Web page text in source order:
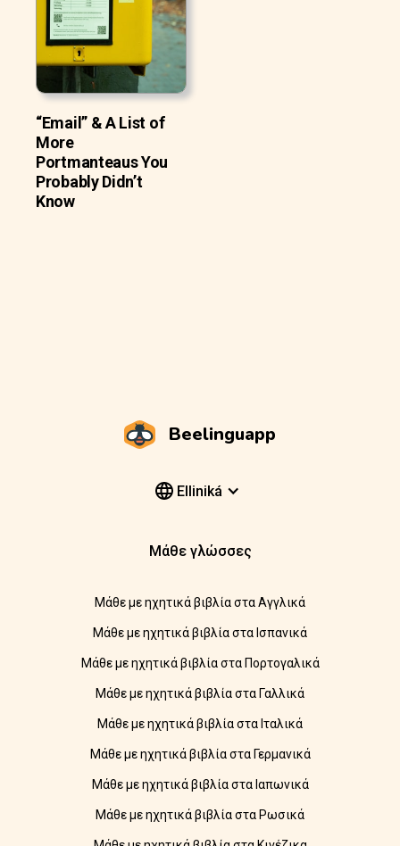
“Email” & A List of
More
Portmanteaus You
Probably Didn’t
Know
Beelinguapp
Elliniká
Μάθε γλώσσες
Μάθε με ηχητικά βιβλία στα Αγγλικά
Μάθε με ηχητικά βιβλία στα Ισπανικά
Μάθε με ηχητικά βιβλία στα Πορτογαλικά
Μάθε με ηχητικά βιβλία στα Γαλλικά
Μάθε με ηχητικά βιβλία στα Ιταλικά
Μάθε με ηχητικά βιβλία στα Γερμανικά
Μάθε με ηχητικά βιβλία στα Ιαπωνικά
Μάθε με ηχητικά βιβλία στα Ρωσικά